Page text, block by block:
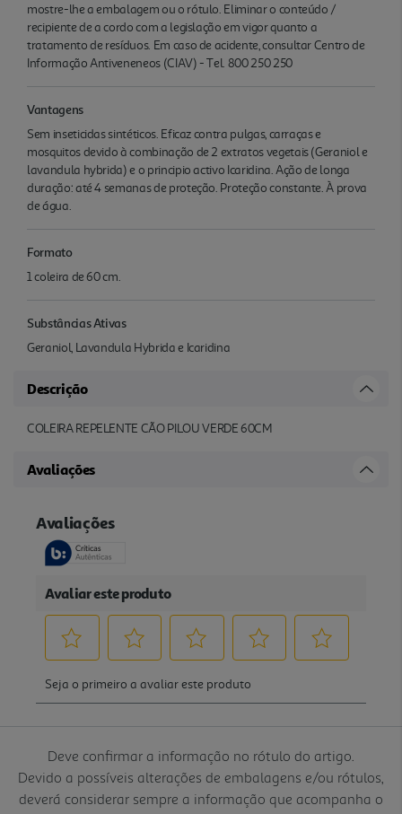
mostre-lhe a embalagem ou o rótulo. Eliminar o conteúdo /
recipiente de a cordo com a legislação em vigor quanto a
tratamento de resíduos. Em caso de acidente, consultar Centro de
Informação Antiveneneos (CIAV) - Tel. 800 250 250
Vantagens
Sem inseticidas sintéticos. Eficaz contra pulgas, carraças e
mosquitos devido à combinação de 2 extratos vegetais (Geraniol e
lavandula hybrida) e o principio activo Icaridina. Ação de longa
duração: até 4 semanas de proteção. Proteção constante. À prova
de água.
Formato
1 coleira de 60 cm.
Substâncias Ativas
Geraniol, Lavandula Hybrida e Icaridina
Descrição
COLEIRA REPELENTE CÃO PILOU VERDE 60CM
Avaliações
Deve confirmar a informação no rótulo do artigo.
Devido a possíveis alterações de embalagens e/ou rótulos,
deverá considerar sempre a informação que acompanha o